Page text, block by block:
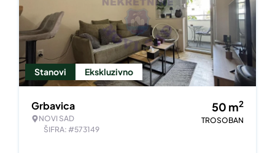
Stanovi Ekskluzivno
Grbavica
NOVI SAD
ŠIFRA: #573149
50 m2
TROSOBAN